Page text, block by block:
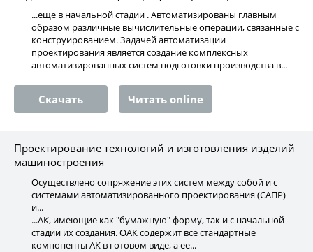
...еще в начальной стадии . Автоматизированы главным
образом различные вычислительные операции, связанные с
конструированием. Задачей автоматизации
проектирования является создание комплексных
автоматизированных систем подготовки производства в...
Скачать Читать online
Проектирование технологий и изготовления изделий
машиностроения
Осуществлено сопряжение этих систем между собой и с
системами автоматизированного проектирования (САПР)
и...
...АК, имеющие как "бумажную" форму, так и с начальной
стадии их создания. ОАК содержит все стандартные
компоненты АК в готовом виде, а ее...